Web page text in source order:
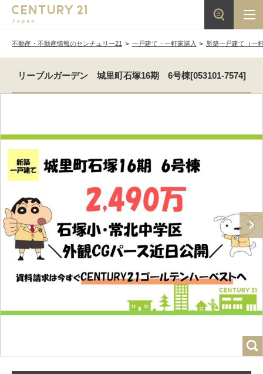
不動産・不動産情報のセンチュリー21 一戸建て・一軒家購入 新築一戸建て（一
リーブルガーデン 城里町石塚16期 6号棟[053101-7574]